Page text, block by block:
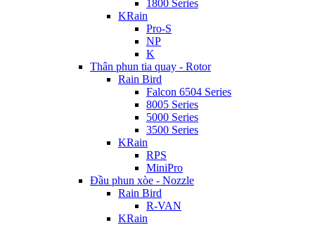
1800 Series
KRain
Pro-S
NP
K
Thân phun tia quay - Rotor
Rain Bird
Falcon 6504 Series
8005 Series
5000 Series
3500 Series
KRain
RPS
MiniPro
Đầu phun xòe - Nozzle
Rain Bird
R-VAN
KRain